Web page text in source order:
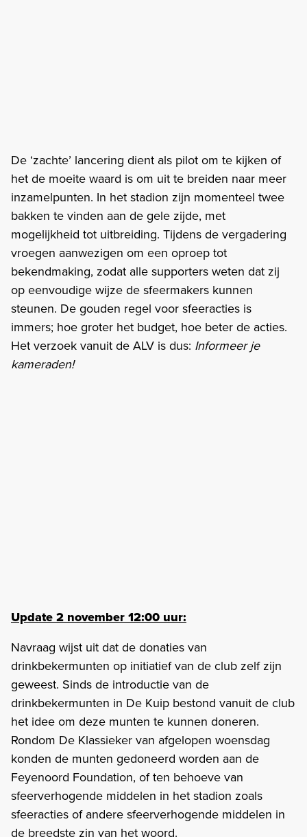
De ‘zachte’ lancering dient als pilot om te kijken of
het de moeite waard is om uit te breiden naar meer
inzamelpunten. In het stadion zijn momenteel twee
bakken te vinden aan de gele zijde, met
mogelijkheid tot uitbreiding. Tijdens de vergadering
vroegen aanwezigen om een oproep tot
bekendmaking, zodat alle supporters weten dat zij
op eenvoudige wijze de sfeermakers kunnen
steunen. De gouden regel voor sfeeracties is
immers; hoe groter het budget, hoe beter de acties.
Het verzoek vanuit de ALV is dus: Informeer je
kameraden!
Update 2 november 12:00 uur:
Navraag wijst uit dat de donaties van
drinkbekermunten op initiatief van de club zelf zijn
geweest. Sinds de introductie van de
drinkbekermunten in De Kuip bestond vanuit de club
het idee om deze munten te kunnen doneren.
Rondom De Klassieker van afgelopen woensdag
konden de munten gedoneerd worden aan de
Feyenoord Foundation, of ten behoeve van
sfeerverhogende middelen in het stadion zoals
sfeeracties of andere sfeerverhogende middelen in
de breedste zin van het woord.